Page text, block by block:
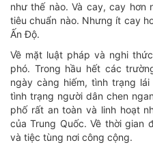
như thế nào. Và cay, cay hơn
tiêu chuẩn nào. Nhưng ít cay
Ấn Độ.
Về mặt luật pháp và nghi
phó. Trong hầu hết các
ngày càng hiếm, tình trạng
tình trạng người dân chen
phố rất an toàn và linh hoạt
của Trung Quốc. Về thời gian
và tiệc tùng nơi công cộng.